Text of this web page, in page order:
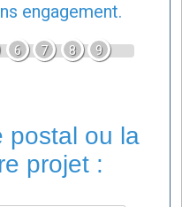
engagement.
6 7 8 9
postal ou la
projet :